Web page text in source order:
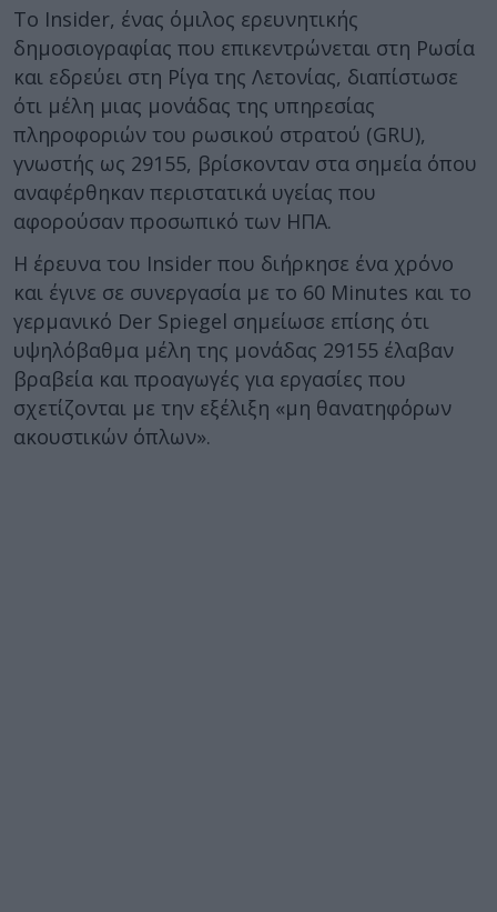
Το Insider, ένας όμιλος ερευνητικής
δημοσιογραφίας που επικεντρώνεται στη Ρωσία
και εδρεύει στη Ρίγα της Λετονίας, διαπίστωσε
ότι μέλη μιας μονάδας της υπηρεσίας
πληροφοριών του ρωσικού στρατού (GRU),
γνωστής ως 29155, βρίσκονταν στα σημεία όπου
αναφέρθηκαν περιστατικά υγείας που
αφορούσαν προσωπικό των ΗΠΑ.
Η έρευνα του Insider που διήρκησε ένα χρόνο
και έγινε σε συνεργασία με το 60 Minutes και το
γερμανικό Der Spiegel σημείωσε επίσης ότι
υψηλόβαθμα μέλη της μονάδας 29155 έλαβαν
βραβεία και προαγωγές για εργασίες που
σχετίζονται με την εξέλιξη «μη θανατηφόρων
ακουστικών όπλων».